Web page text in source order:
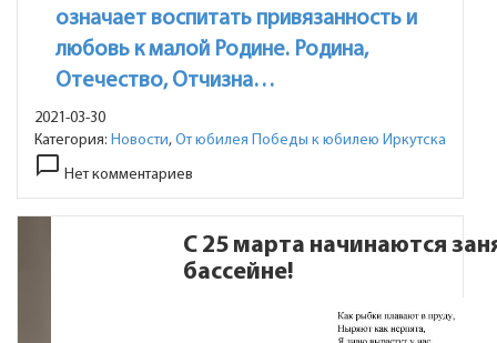
означает воспитать привязанность и
любовь к малой Родине. Родина,
Отечество, Отчизна…
2021-03-30
Категория: Новости, От юбилея Победы к юбилею Иркутска
chat_bubble_outline Нет комментариев
С 25 марта начинаются
бассейне!